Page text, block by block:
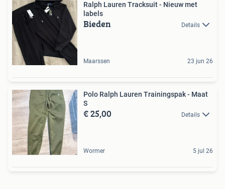
Ralph Lauren Tracksuit - Nieuw met
labels
Bieden Details
Maarssen 23 jun 26
Polo Ralph Lauren Trainingspak - Maat
S
€ 25,00 Details
Wormer 5 jul 26